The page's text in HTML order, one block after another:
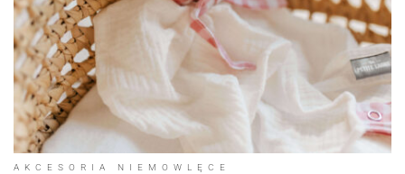
AKCESORIA NIEMOWLĘCE